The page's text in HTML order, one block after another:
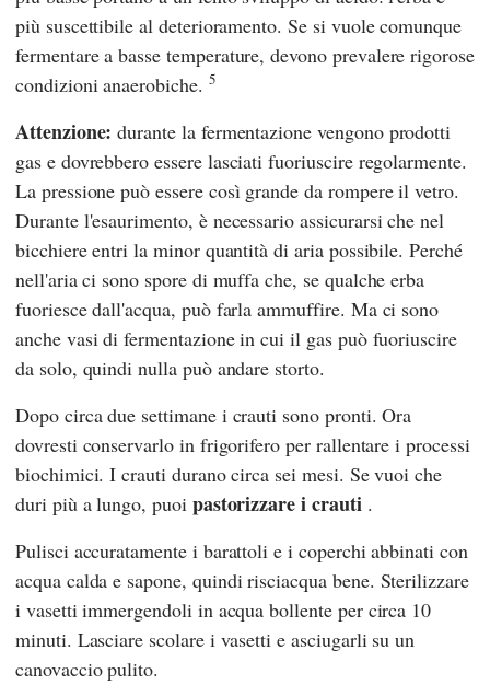
più suscettibile al deterioramento. Se si vuole comunque
fermentare a basse temperature, devono prevalere rigorose
condizioni anaerobiche. 5
Attenzione: durante la fermentazione vengono prodotti
gas e dovrebbero essere lasciati fuoriuscire regolarmente.
La pressione può essere così grande da rompere il vetro.
Durante l'esaurimento, è necessario assicurarsi che nel
bicchiere entri la minor quantità di aria possibile. Perché
nell'aria ci sono spore di muffa che, se qualche erba
fuoriesce dall'acqua, può farla ammuffire. Ma ci sono
anche vasi di fermentazione in cui il gas può fuoriuscire
da solo, quindi nulla può andare storto.
Dopo circa due settimane i crauti sono pronti. Ora
dovresti conservarlo in frigorifero per rallentare i processi
biochimici. I crauti durano circa sei mesi. Se vuoi che
duri più a lungo, puoi pastorizzare i crauti.
Pulisci accuratamente i barattoli e i coperchi abbinati con
acqua calda e sapone, quindi risciacqua bene. Sterilizzare
i vasetti immergendoli in acqua bollente per circa 10
minuti. Lasciare scolare i vasetti e asciugarli su un
canovaccio pulito.